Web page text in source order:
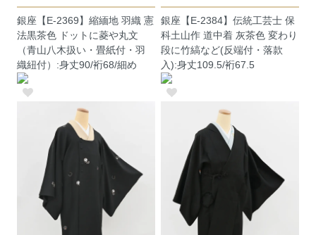
銀座【E-2369】縮緬地 羽織 憲
法黒茶色 ドットに菱や丸文
（青山八木扱い・畳紙付・羽
織紐付）:身丈90/裄68/細め
銀座【E-2384】伝統工芸士 保
科土山作 道中着 灰茶色 変わり
段に竹縞など(反端付・落款
入):身丈109.5/裄67.5